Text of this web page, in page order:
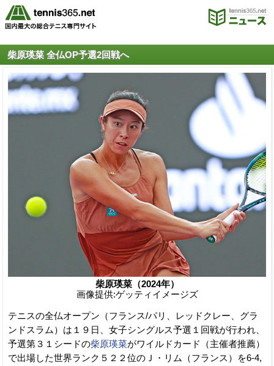
柴原瑛菜 全仏OP予選2回戦へ
柴原瑛菜（2024年）
画像提供:ゲッティイメージズ
テニスの全仏オープン（フランス/パリ、レッドクレー、グラ
ンドスラム）は１９日、女子シングルス予選１回戦が行われ、
予選第３１シードの柴原瑛菜がワイルドカード（主催者推薦）
で出場した世界ランク５２２位のＪ・リム（フランス）を6-4,